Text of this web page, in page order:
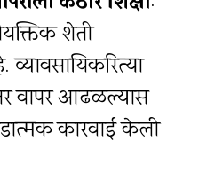
शेती
वापर आढळल्यास
कारवाई केली